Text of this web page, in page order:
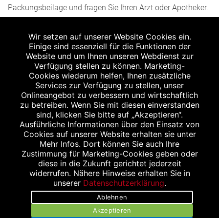
Packungsbeilage und fragen Sie Ihren Arzt oder Apotheker.
Apothekenerstattungspreis (AEP). Der AEP ist keine
unverbindliche Preisempfehlung der Hersteller. Der AEP ist
ein von den Apotheken in Ansatz gebrachter Preis für
rezeptfreie Arzneimittel. Er entspricht in der Höhe dem für
Apotheken verbindlichen Abgabepreis, zu dem eine
Apotheke in bestimmten Fällen (z.B. bei Kindern unter 12
Jahren) das Produkt mit der gesetzlichen
Krankenversicherung abrechnet. Der AEP ist der allgemeine
Erstattungspreis im Falle einer Kostenübernahme durch die
gesetzlichen Krankenkassen, vor Abzug eines
Zwangsrabattes (zur Zeit 5%) nach §130 Abs. 1 SGB V.
Unverbindliche Preisempfehlung des Herstellers (UVP).
powered by apovena.de
Wir setzen auf unserer Website Cookies ein.
Einige sind essenziell für die Funktionen der
Website und um Ihnen unseren Webdienst zur
Verfügung stellen zu können. Marketing-
Cookies wiederum helfen, Ihnen zusätzliche
Services zur Verfügung zu stellen, unser
Onlineangebot zu verbessern und wirtschaftlich
zu betreiben. Wenn Sie mit diesen einverstanden
sind, klicken Sie bitte auf „Akzeptieren“.
Ausführliche Informationen über den Einsatz von
Cookies auf unserer Website erhalten sie unter
Mehr Infos. Dort können Sie auch Ihre
Zustimmung für Marketing-Cookies geben oder
diese in die Zukunft gerichtet jederzeit
widerrufen. Nähere Hinweise erhalten Sie in
unserer Datenschutzerklärung.
Ablehnen
Akzeptieren